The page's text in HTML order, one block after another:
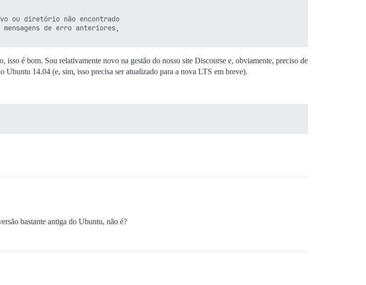
ou diretório não encontrado
mensagens de erro anteriores,
é bom. Sou relativamente novo na gestão do nosso site Discourse e, obviamente, preciso de
14.04 (e, sim, isso precisa ser atualizado para a nova LTS em breve).
bastante antiga do Ubuntu, não é?